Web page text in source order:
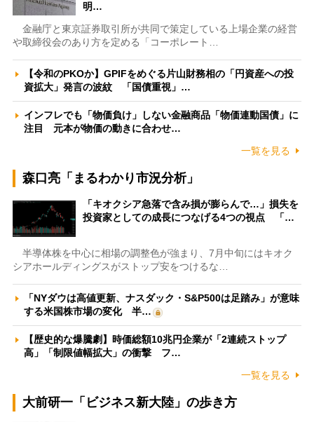
明…
金融庁と東京証券取引所が共同で策定している上場企業の経営
や取締役会のあり方を定める「コーポレート…
【令和のPKOか】GPIFをめぐる片山財務相の「円資産への投
資拡大」発言の波紋 「国債重視」…
インフレでも「物価負け」しない金融商品「物価連動国債」に
注目 元本が物価の動きに合わせ…
一覧を見る
森口亮「まるわかり市況分析」
「キオクシア急落で含み損が膨らんで…」損失を
投資家としての成長につなげる4つの視点 「…
半導体株を中心に相場の調整色が強まり、7月中旬にはキオク
シアホールディングスがストップ安をつけるな…
「NYダウは高値更新、ナスダック・S&P500は足踏み」が意味
する米国株市場の変化 半…
【歴史的な爆騰劇】時価総額10兆円企業が「2連続ストップ
高」「制限値幅拡大」の衝撃 フ…
一覧を見る
大前研一「ビジネス新大陸」の歩き方